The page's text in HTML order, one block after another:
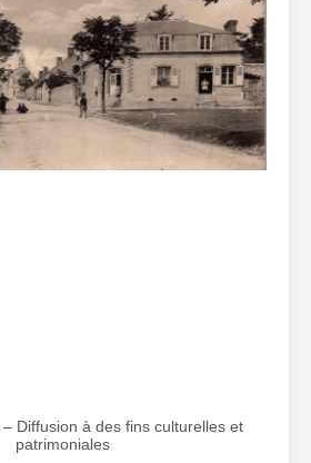
Diffusion à des fins culturelles et
patrimoniales